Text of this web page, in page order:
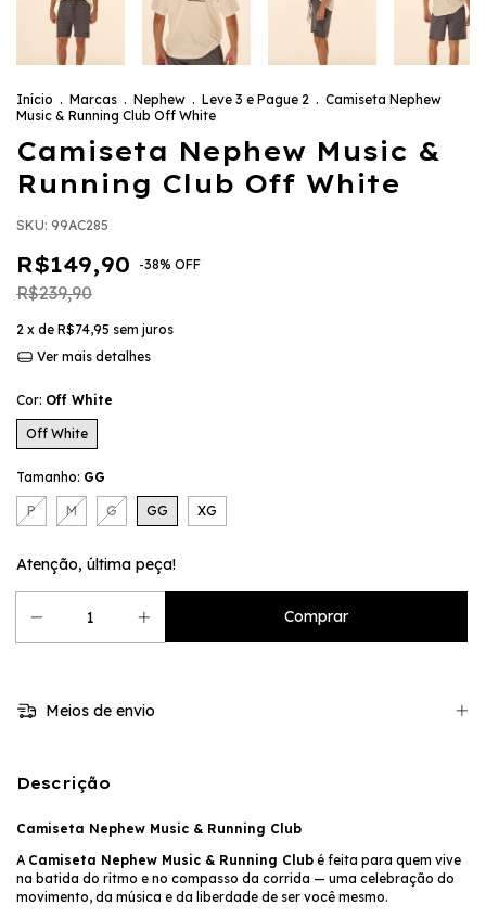
Início . Marcas . Nephew . Leve 3 e Pague 2 . Camiseta Nephew
Music & Running Club Off White
Camiseta Nephew Music &
Running Club Off White
SKU: 99AC285
R$149,90 -38% OFF
R$239,90
2 x de R$74,95 sem juros
Ver mais detalhes
Cor: Off White
Off White
Tamanho: GG
P M G GG XG
Atenção, última peça!
Meios de envio
Descrição
Camiseta Nephew Music & Running Club
A Camiseta Nephew Music & Running Club é feita para quem vive
na batida do ritmo e no compasso da corrida — uma celebração do
movimento, da música e da liberdade de ser você mesmo.